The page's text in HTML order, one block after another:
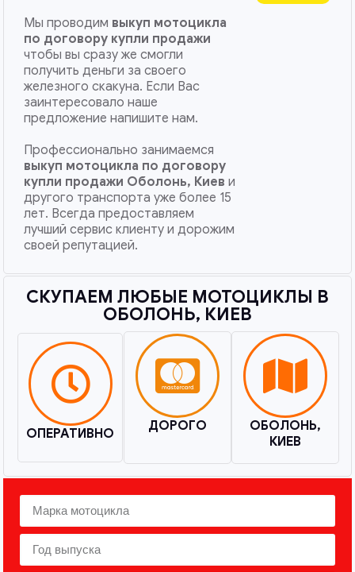
Мы проводим выкуп мотоцикла
по договору купли продажи
чтобы вы сразу же смогли
получить деньги за своего
железного скакуна. Если Вас
заинтересовало наше
предложение напишите нам.
Профессионально занимаемся
выкуп мотоцикла по договору
купли продажи Оболонь, Киеви
другого транспорта уже более 15
лет. Всегда предоставляем
лучший сервис клиенту и дорожим
своей репутацией.
СКУПАЕМ ЛЮБЫЕ МОТОЦИКЛЫ В
ОБОЛОНЬ, КИЕВ​
ОПЕРАТИВНО ДОРОГО
ОБОЛОНЬ,
КИЕВ